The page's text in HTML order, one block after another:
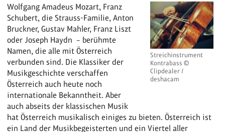
Streichinstrument
Kontrabass ©
Clipdealer /
deshacam
Wolfgang Amadeus Mozart, Franz
Schubert, die Strauss-Familie, Anton
Bruckner, Gustav Mahler, Franz Liszt
oder Joseph Haydn – berühmte
Namen, die alle mit Österreich
verbunden sind. Die Klassiker der
Musikgeschichte verschaffen
Österreich auch heute noch
internationale Bekanntheit. Aber
auch abseits der klassischen Musik
hat Österreich musikalisch einiges zu bieten. Österreich ist
ein Land der Musikbegeisterten und ein Viertel aller